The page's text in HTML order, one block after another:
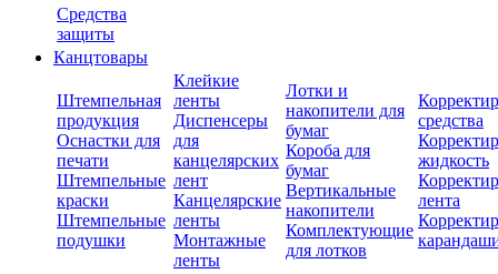
Средства
защиты
Канцтовары
Штемпельная
продукция
Оснастки для
печати
Штемпельные
краски
Штемпельные
подушки
Клейкие
ленты
Диспенсеры
для
канцелярских
лент
Канцелярские
ленты
Монтажные
ленты
Лотки и
накопители для
бумаг
Короба для
бумаг
Вертикальные
накопители
Комплектующие
для лотков
средства
жидкость
лента